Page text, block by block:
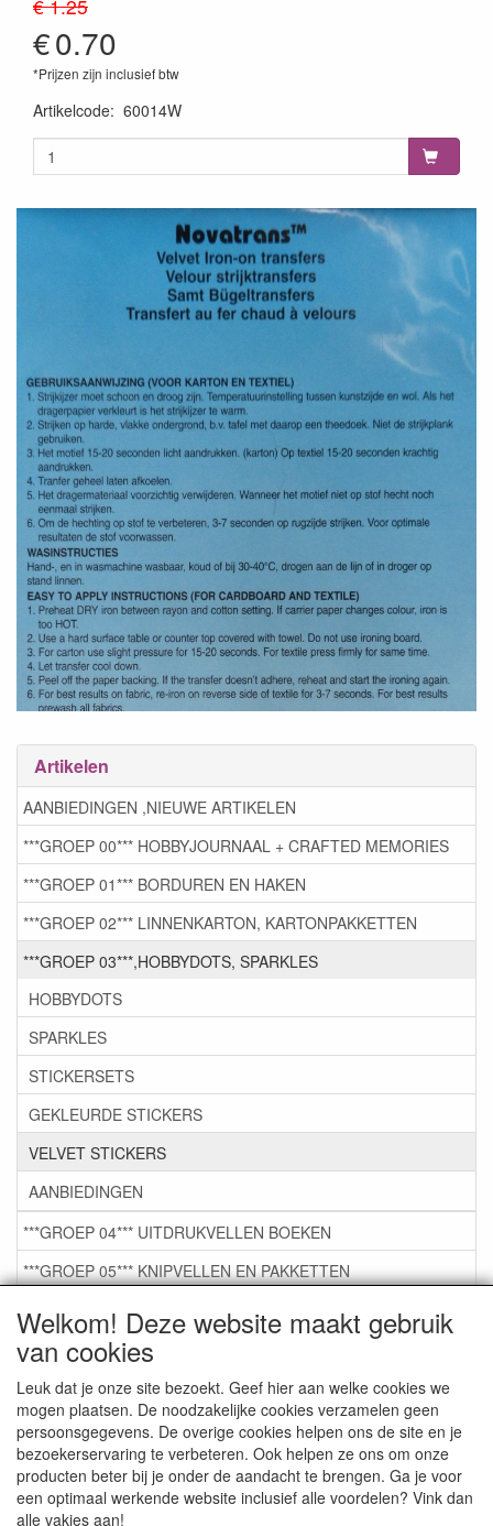
Welkom! Deze website maakt gebruik
van cookies
Leuk dat je onze site bezoekt. Geef hier aan welke cookies we
mogen plaatsen. De noodzakelijke cookies verzamelen geen
persoonsgegevens. De overige cookies helpen ons de site en je
bezoekerservaring te verbeteren. Ook helpen ze ons om onze
producten beter bij je onder de aandacht te brengen. Ga je voor
een optimaal werkende website inclusief alle voordelen? Vink dan
alle vakjes aan!
€ 1.25
€0.70
*Prijzen zijn inclusief btw
Artikelcode: 60014W
Artikelen
AANBIEDINGEN ,NIEUWE ARTIKELEN
***GROEP 00*** HOBBYJOURNAAL + CRAFTED MEMORIES
***GROEP 01*** BORDUREN EN HAKEN
***GROEP 02*** LINNENKARTON, KARTONPAKKETTEN
***GROEP 03***,HOBBYDOTS, SPARKLES
HOBBYDOTS
SPARKLES
STICKERSETS
GEKLEURDE STICKERS
VELVET STICKERS
AANBIEDINGEN
***GROEP 04*** UITDRUKVELLEN BOEKEN
***GROEP 05*** KNIPVELLEN EN PAKKETTEN
***GROEP 06*** TAPE/LIJM SNIJMALLEN STEMPELS
***GROEP 07*** KAARTEN +SCRAP TOEBEHOREN
***GROEP 08*** TEKENEN EN KLEUREN, GELPEN,MARKER
***GROEP 09*** KRALEN EN TOEBEHOREN
***GROEP 10*** WENSKAARTEN MET ENV. €0,75